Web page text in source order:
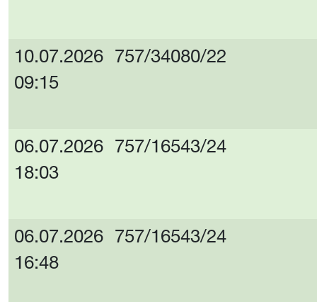
10.07.2026
09:15
757/34080/22
06.07.2026
18:03
757/16543/24
06.07.2026
16:48
757/16543/24